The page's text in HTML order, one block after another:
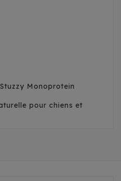
Monoprotein
pour chiens et